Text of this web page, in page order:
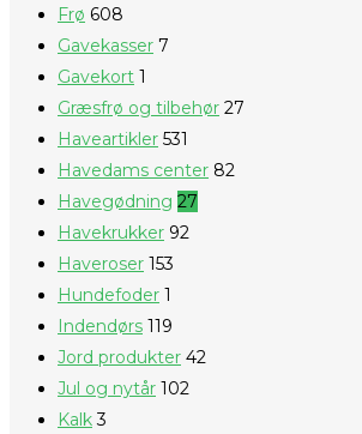
Frø 608
Gavekasser 7
Gavekort 1
Græsfrø og tilbehør 27
Haveartikler 531
Havedams center 82
Havegødning 27
Havekrukker 92
Haveroser 153
Hundefoder 1
Indendørs 119
Jord produkter 42
Jul og nytår 102
Kalk 3